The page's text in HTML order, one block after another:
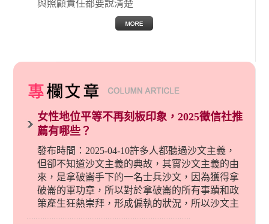
與照顧責任都要說清楚
女性地位平等不再刻板印象，2025徵信社推
薦有哪些？
發布時間：2025-04-10許多人都聽過沙文主義，
但卻不知道沙文主義的典故，其實沙文主義的由
來，是拿破崙手下的一名士兵沙文，因為獲得拿
破崙的軍功章，所以對於拿破崙的所有事蹟和政
策產生狂熱崇拜，形成偏執的狀況，所以沙文主
義後來就被拿來暗指偏見和歧視，而且有沙文主